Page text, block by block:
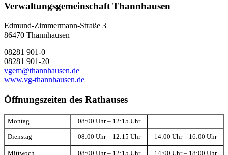
Verwaltungsgemeinschaft Thannhausen
Edmund-Zimmermann-Straße 3
86470 Thannhausen
08281 901-0
08281 901-20
vgem@thannhausen.de
www.vg-thannhausen.de
Öffnungszeiten des Rathauses
Montag 08:00 Uhr – 12:15 Uhr
Dienstag 08:00 Uhr – 12:15 Uhr 14:00 Uhr – 16:00 Uhr